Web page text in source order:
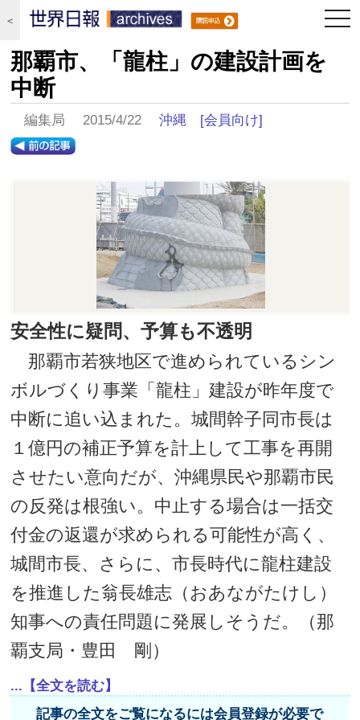
＜
那覇市、「龍柱」の建設計画を
中断
編集局 2015/4/22沖縄 [会員向け]
安全性に疑問、予算も不透明
那覇市若狭地区で進められているシン
ボルづくり事業「龍柱」建設が昨年度で
中断に追い込まれた。城間幹子同市長は
１億円の補正予算を計上して工事を再開
させたい意向だが、沖縄県民や那覇市民
の反発は根強い。中止する場合は一括交
付金の返還が求められる可能性が高く、
城間市長、さらに、市長時代に龍柱建設
を推進した翁長雄志（おあながたけし）
知事への責任問題に発展しそうだ。（那
覇支局・豊田 剛）
...【全文を読む】
記事の全文をご覧になるには会員登録が必要で